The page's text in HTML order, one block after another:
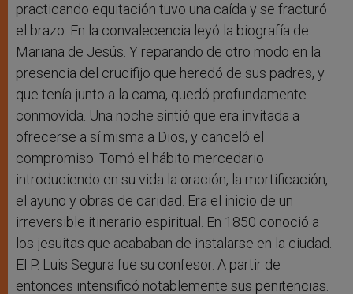
practicando equitación tuvo una caída y se fracturó
el brazo. En la convalecencia leyó la biografía de
Mariana de Jesús. Y reparando de otro modo en la
presencia del crucifijo que heredó de sus padres, y
que tenía junto a la cama, quedó profundamente
conmovida. Una noche sintió que era invitada a
ofrecerse a sí misma a Dios, y canceló el
compromiso. Tomó el hábito mercedario
introduciendo en su vida la oración, la mortificación,
el ayuno y obras de caridad. Era el inicio de un
irreversible itinerario espiritual. En 1850 conoció a
los jesuitas que acababan de instalarse en la ciudad.
El P. Luis Segura fue su confesor. A partir de
entonces intensificó notablemente sus penitencias.